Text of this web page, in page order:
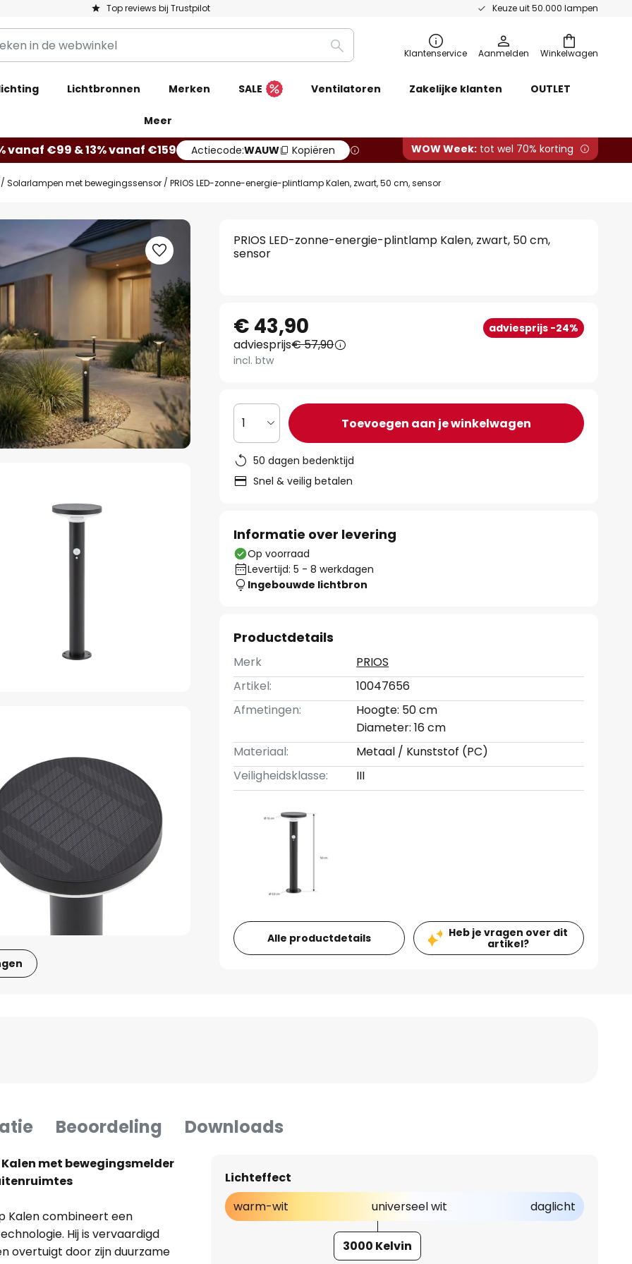
Top reviews bij Trustpilot Keuze uit 50.000 lampen
Winkelwagen
Zoeken Klantenservice Aanmelden
Lichtbronnen Merken SALE Ventilatoren Zakelijke klanten OUTLET
Meer
vanaf €99 & 13% vanaf €159 Actiecode:WAUW Kopiëren WOW Week: tot wel 70% korting
Solarlampen met bewegingssensor PRIOS LED-zonne-energie-plintlamp Kalen, zwart, 50 cm, sensor
PRIOS LED-zonne-energie-plintlamp Kalen, zwart, 50 cm,
sensor
€ 43,90 adviesprijs -24%
adviesprijs€ 57,90
incl. btw
1 Toevoegen aan je winkelwagen
50 dagen bedenktijd
Snel & veilig betalen
Informatie over levering
Op voorraad
Levertijd: 5 - 8 werkdagen
Ingebouwde lichtbron
Productdetails
Merk
PRIOS
Artikel:
10047656
Afmetingen:
Hoogte: 50 cm
Diameter: 16 cm
Materiaal:
Metaal / Kunststof (PC)
Veiligheidsklasse:
III
Alle productdetails
Heb je vragen over dit
artikel?
Beoordeling Downloads
met bewegingsmelder
Kalen combineert een
Hij is vervaardigd
overtuigt door zijn duurzame
Lichteffect
warm-wit
universeel wit daglicht
3000 Kelvin